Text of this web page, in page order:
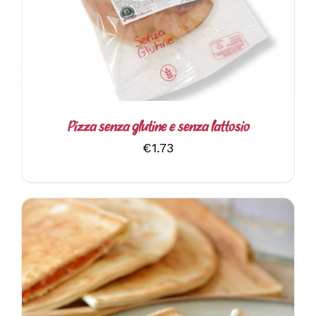
Pizza senza glutine e senza lattosio
€1.73
QUESTO